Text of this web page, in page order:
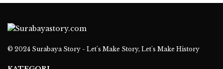
© 2024 Surabaya Story - Let's Make Story, Let's Make History